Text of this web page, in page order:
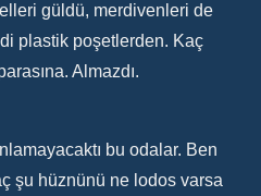
güldü, merdivenleri de
plastik poşetlerden. Kaç
Almazdı.
bu odalar. Ben
şu hüznünü ne lodos varsa